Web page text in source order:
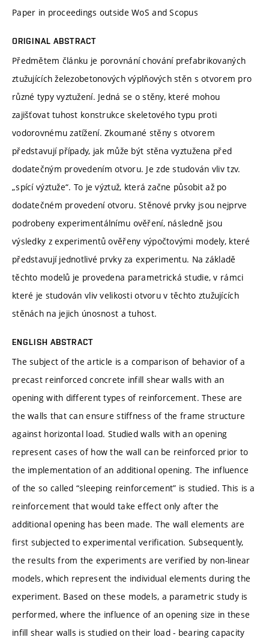
Paper in proceedings outside WoS and Scopus
ORIGINAL ABSTRACT
Předmětem článku je porovnání chování prefabrikovaných
ztužujících železobetonových výplňových stěn s otvorem pro
různé typy vyztužení. Jedná se o stěny, které mohou
zajišťovat tuhost konstrukce skeletového typu proti
vodorovnému zatížení. Zkoumané stěny s otvorem
představují případy, jak může být stěna vyztužena před
dodatečným provedením otvoru. Je zde studován vliv tzv.
„spící výztuže“. To je výztuž, která začne působit až po
dodatečném provedení otvoru. Stěnové prvky jsou nejprve
podrobeny experimentálnímu ověření, následně jsou
výsledky z experimentů ověřeny výpočtovými modely, které
představují jednotlivé prvky za experimentu. Na základě
těchto modelů je provedena parametrická studie, v rámci
které je studován vliv velikosti otvoru v těchto ztužujících
stěnách na jejich únosnost a tuhost.
ENGLISH ABSTRACT
The subject of the article is a comparison of behavior of a
precast reinforced concrete infill shear walls with an
opening with different types of reinforcement. These are
the walls that can ensure stiffness of the frame structure
against horizontal load. Studied walls with an opening
represent cases of how the wall can be reinforced prior to
the implementation of an additional opening. The influence
of the so called “sleeping reinforcement” is studied. This is a
reinforcement that would take effect only after the
additional opening has been made. The wall elements are
first subjected to experimental verification. Subsequently,
the results from the experiments are verified by non-linear
models, which represent the individual elements during the
experiment. Based on these models, a parametric study is
performed, where the influence of an opening size in these
infill shear walls is studied on their load - bearing capacity